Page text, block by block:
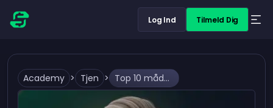
Log Ind Tilmeld Dig
Academy > Tjen > Top 10 måder at tjene penge på i dine 50'ere